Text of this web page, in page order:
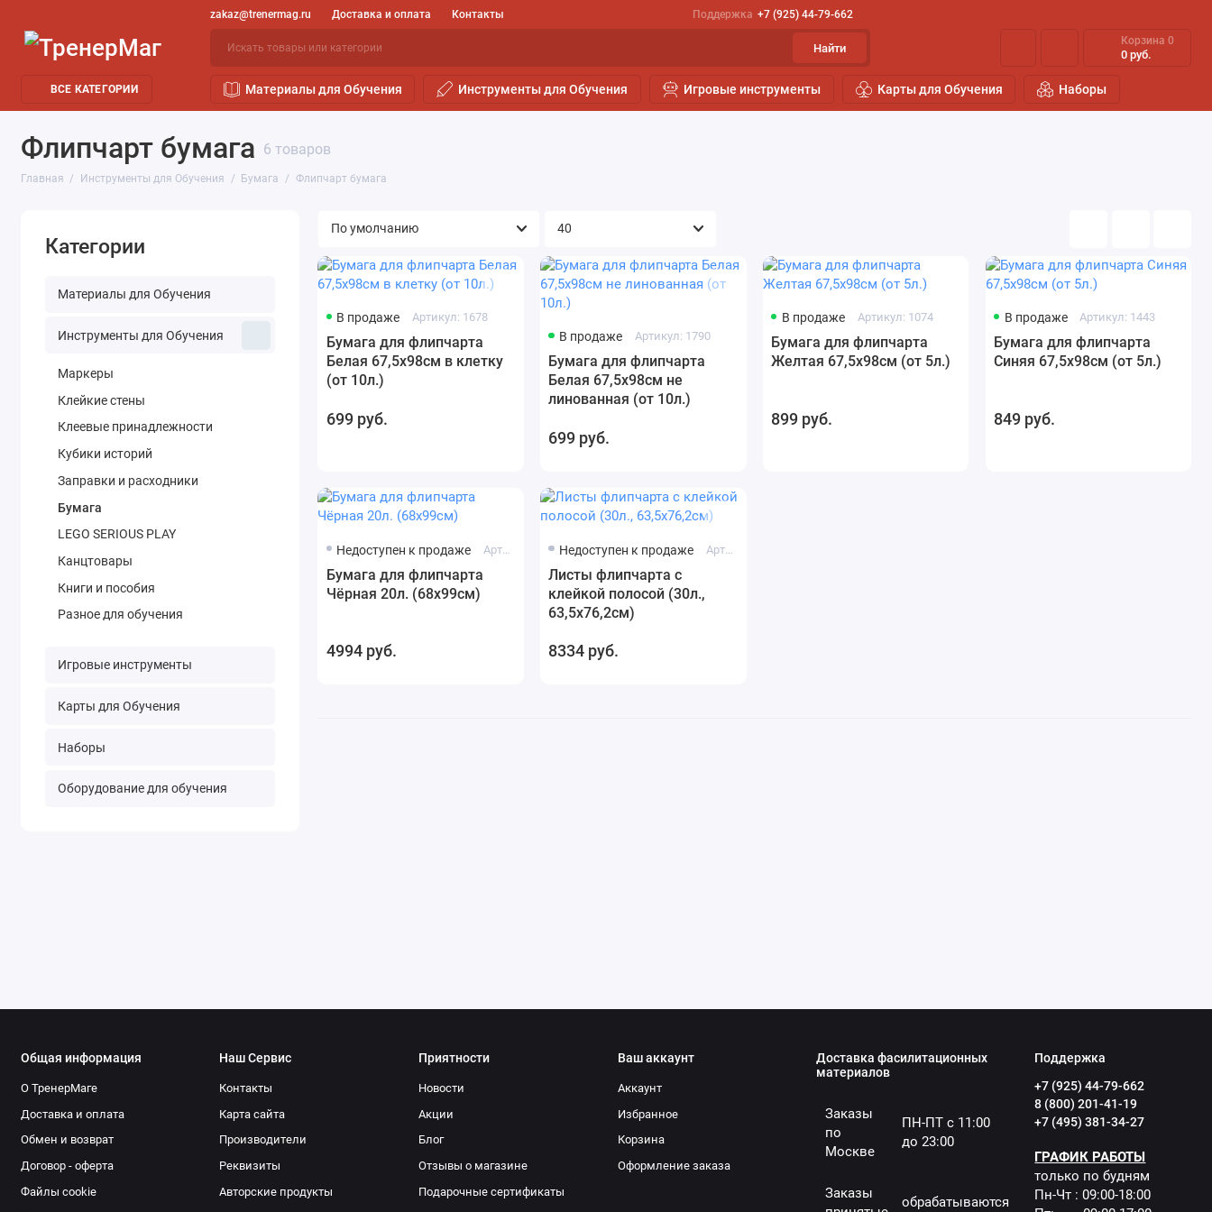
zakaz@trenermag.ru Доставка и оплата Контакты Поддержка +7 (925) 44-79-662
Найти
Корзина 0
0 руб.
ВСЕ КАТЕГОРИИ Материалы для Обучения Инструменты для Обучения Игровые инструменты Карты для Обучения Наборы
Флипчарт бумага 6 товаров
Главная Инструменты для Обучения Бумага Флипчарт бумага
Категории
Материалы для Обучения
Инструменты для Обучения
Маркеры
Клейкие стены
Клеевые принадлежности
Кубики историй
Заправки и расходники
Бумага
LEGO SERIOUS PLAY
Канцтовары
Книги и пособия
Разное для обучения
Игровые инструменты
Карты для Обучения
Наборы
Оборудование для обучения
В продаже Артикул: 1678
Бумага для флипчарта
Белая 67,5х98см в клетку
(от 10л.)
699 руб.
В продаже Артикул: 1790
Бумага для флипчарта
Белая 67,5х98см не
линованная (от 10л.)
699 руб.
В продаже Артикул: 1074
Бумага для флипчарта
Желтая 67,5х98см (от 5л.)
899 руб.
В продаже Артикул: 1443
Бумага для флипчарта
Синяя 67,5х98см (от 5л.)
849 руб.
Недоступен к продаже
Бумага для флипчарта
Чёрная 20л. (68х99см)
4994 руб.
Недоступен к продаже Артикул: 1782
Листы флипчарта с
клейкой полосой (30л.,
63,5х76,2см)
8334 руб.
Общая информация
О ТренерМаге
Доставка и оплата
Обмен и возврат
Договор - оферта
Файлы cookie
Наш Сервис
Контакты
Карта сайта
Производители
Реквизиты
Авторские продукты
Приятности
Новости
Акции
Блог
Отзывы о магазине
Подарочные сертификаты
Ваш аккаунт
Аккаунт
Избранное
Корзина
Оформление заказа
Доставка фасилитационных
материалов
Заказы
по
Москве
ПН-ПТ с 11:00
до 23:00
Заказы
обрабатываются
Поддержка
+7 (925) 44-79-662
8 (800) 201-41-19
+7 (495) 381-34-27
ГРАФИК РАБОТЫ
только по будням
Пн-Чт : 09:00-18:00